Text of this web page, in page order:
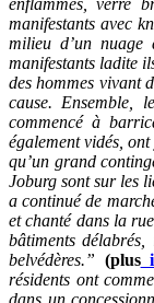
enflammés, verre
manifestants avec
milieu d’un
manifestants ladite
des hommes vivant
cause. Ensemble,
commencé à
également vidés,
qu’un grand
Joburg sont sur les
a continué de
et chanté dans la
bâtiments
belvédères.” (plus
résidents ont